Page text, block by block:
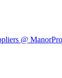
@ Manor